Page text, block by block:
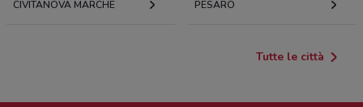
CIVITANOVA MARCHE PESARO
Tutte le città